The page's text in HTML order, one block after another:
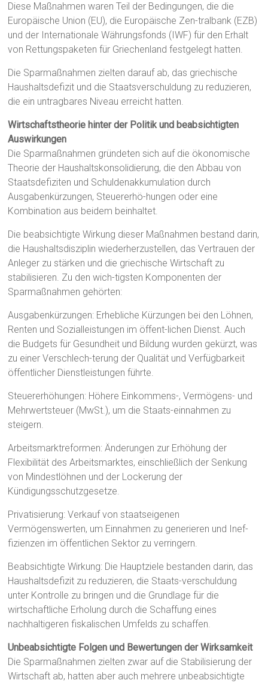
Diese Maßnahmen waren Teil der Bedingungen, die die
Europäische Union (EU), die Europäische Zen-tralbank (EZB)
und der Internationale Währungsfonds (IWF) für den Erhalt
von Rettungspaketen für Griechenland festgelegt hatten.
Die Sparmaßnahmen zielten darauf ab, das griechische
Haushaltsdefizit und die Staatsverschuldung zu reduzieren,
die ein untragbares Niveau erreicht hatten.
Wirtschaftstheorie hinter der Politik und beabsichtigten
Auswirkungen
Die Sparmaßnahmen gründeten sich auf die ökonomische
Theorie der Haushaltskonsolidierung, die den Abbau von
Staatsdefiziten und Schuldenakkumulation durch
Ausgabenkürzungen, Steuererhö-hungen oder eine
Kombination aus beidem beinhaltet.
Die beabsichtigte Wirkung dieser Maßnahmen bestand darin,
die Haushaltsdisziplin wiederherzustellen, das Vertrauen der
Anleger zu stärken und die griechische Wirtschaft zu
stabilisieren. Zu den wich-tigsten Komponenten der
Sparmaßnahmen gehörten:
Ausgabenkürzungen: Erhebliche Kürzungen bei den Löhnen,
Renten und Sozialleistungen im öffent-lichen Dienst. Auch
die Budgets für Gesundheit und Bildung wurden gekürzt, was
zu einer Verschlech-terung der Qualität und Verfügbarkeit
öffentlicher Dienstleistungen führte.
Steuererhöhungen: Höhere Einkommens-, Vermögens- und
Mehrwertsteuer (MwSt.), um die Staats-einnahmen zu
steigern.
Arbeitsmarktreformen: Änderungen zur Erhöhung der
Flexibilität des Arbeitsmarktes, einschließlich der Senkung
von Mindestlöhnen und der Lockerung der
Kündigungsschutzgesetze.
Privatisierung: Verkauf von staatseigenen
Vermögenswerten, um Einnahmen zu generieren und Inef-
fizienzen im öffentlichen Sektor zu verringern.
Beabsichtigte Wirkung: Die Hauptziele bestanden darin, das
Haushaltsdefizit zu reduzieren, die Staats-verschuldung
unter Kontrolle zu bringen und die Grundlage für die
wirtschaftliche Erholung durch die Schaffung eines
nachhaltigeren fiskalischen Umfelds zu schaffen.
Unbeabsichtigte Folgen und Bewertungen der Wirksamkeit
Die Sparmaßnahmen zielten zwar auf die Stabilisierung der
Wirtschaft ab, hatten aber auch mehrere unbeabsichtigte